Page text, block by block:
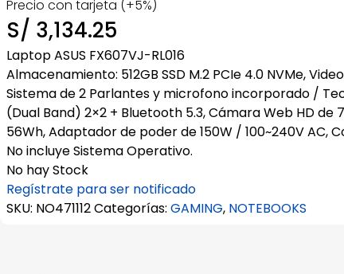
Precio con tarjeta (+5%)
S/ 3,134.25
Laptop ASUS FX607VJ-RL016
Almacenamiento: 512GB SSD M.2 PCIe 4.0 NVMe,
Sistema de 2 Parlantes y microfono incorporado /
(Dual Band) 2×2 + Bluetooth 5.3, Cámara Web HD
56Wh, Adaptador de poder de 150W / 100~240V AC,
No incluye Sistema Operativo.
No hay Stock
Regístrate para ser notificado
SKU: NO471112Categorías: GAMING, NOTEBOOKS